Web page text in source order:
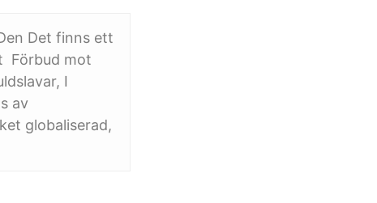
Det finns ett
Förbud mot
I
av
globaliserad,